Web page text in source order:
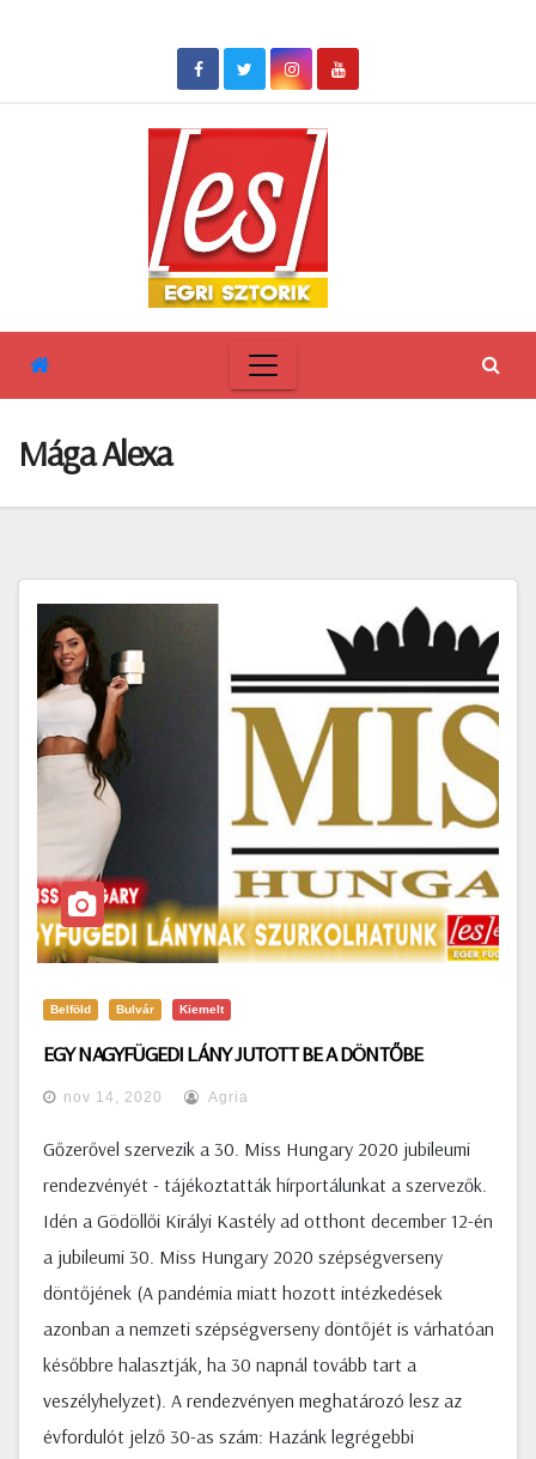
Mága Alexa
Belföld Bulvár Kiemelt
EGY NAGYFÜGEDI LÁNY JUTOTT BE A DÖNTŐBE
nov 14, 2020 Agria
Gőzerővel szervezik a 30. Miss Hungary 2020 jubileumi
rendezvényét - tájékoztatták hírportálunkat a szervezők.
Idén a Gödöllői Királyi Kastély ad otthont december 12-én
a jubileumi 30. Miss Hungary 2020 szépségverseny
döntőjének (A pandémia miatt hozott intézkedések
azonban a nemzeti szépségverseny döntőjét is várhatóan
későbbre halasztják, ha 30 napnál tovább tart a
veszélyhelyzet). A rendezvényen meghatározó lesz az
évfordulót jelző 30-as szám: Hazánk legrégebbi